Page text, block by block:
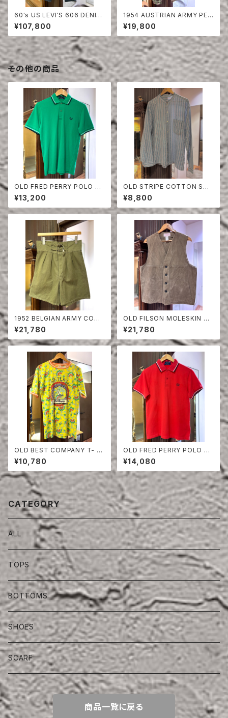
60's US LEVI'S 606 DENIM
PANTS
¥107,800
1954 AUSTRIAN ARMY PEA
DOT CAMO FIERD PANTS
¥19,800
その他の商品
OLD FRED PERRY POLO SH
IRT
¥13,200
OLD STRIPE COTTON SHI
RT
¥8,800
1952 BELGIAN ARMY COTT
ON SHORTS
¥21,780
OLD FILSON MOLESKIN VE
ST
¥21,780
OLD BEST COMPANY T- S
HIRT
¥10,780
OLD FRED PERRY POLO SH
IRT
¥14,080
CATEGORY
ALL
TOPS
BOTTOMS
SHOES
SCARF
商品一覧に戻る